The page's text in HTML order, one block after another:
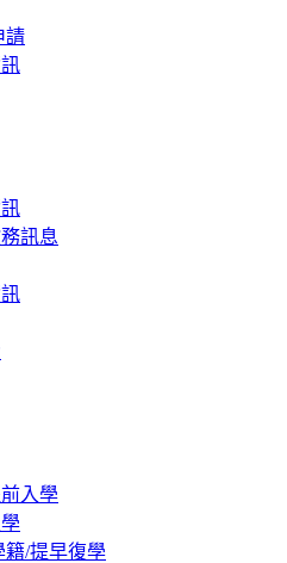
請
訊息
入學
籍/提早復學